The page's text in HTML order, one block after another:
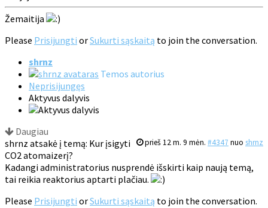
Žemaitija
Please Prisijungti orSukurti sąskaitą to join the conversation.
shrnz
Temos autorius
Neprisijungęs
Aktyvus dalyvis
Daugiau
prieš 12 m. 9 mėn. #4347 nuo shrnz
shrnz atsakė į temą: Kur įsigyti
CO2 atomaizerį?
Kadangi administratorius nusprendė išskirti kaip naują temą,
tai reikia reaktorius aptarti plačiau.
Please Prisijungti orSukurti sąskaitą to join the conversation.